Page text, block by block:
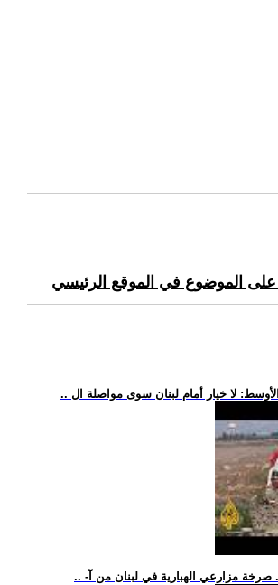
على الموضوع في الموقع الرئيسي
لا خيار أمام لبنان سوى مواصلة ال
صرخة مزارعي الهبارية في لبنان من آ